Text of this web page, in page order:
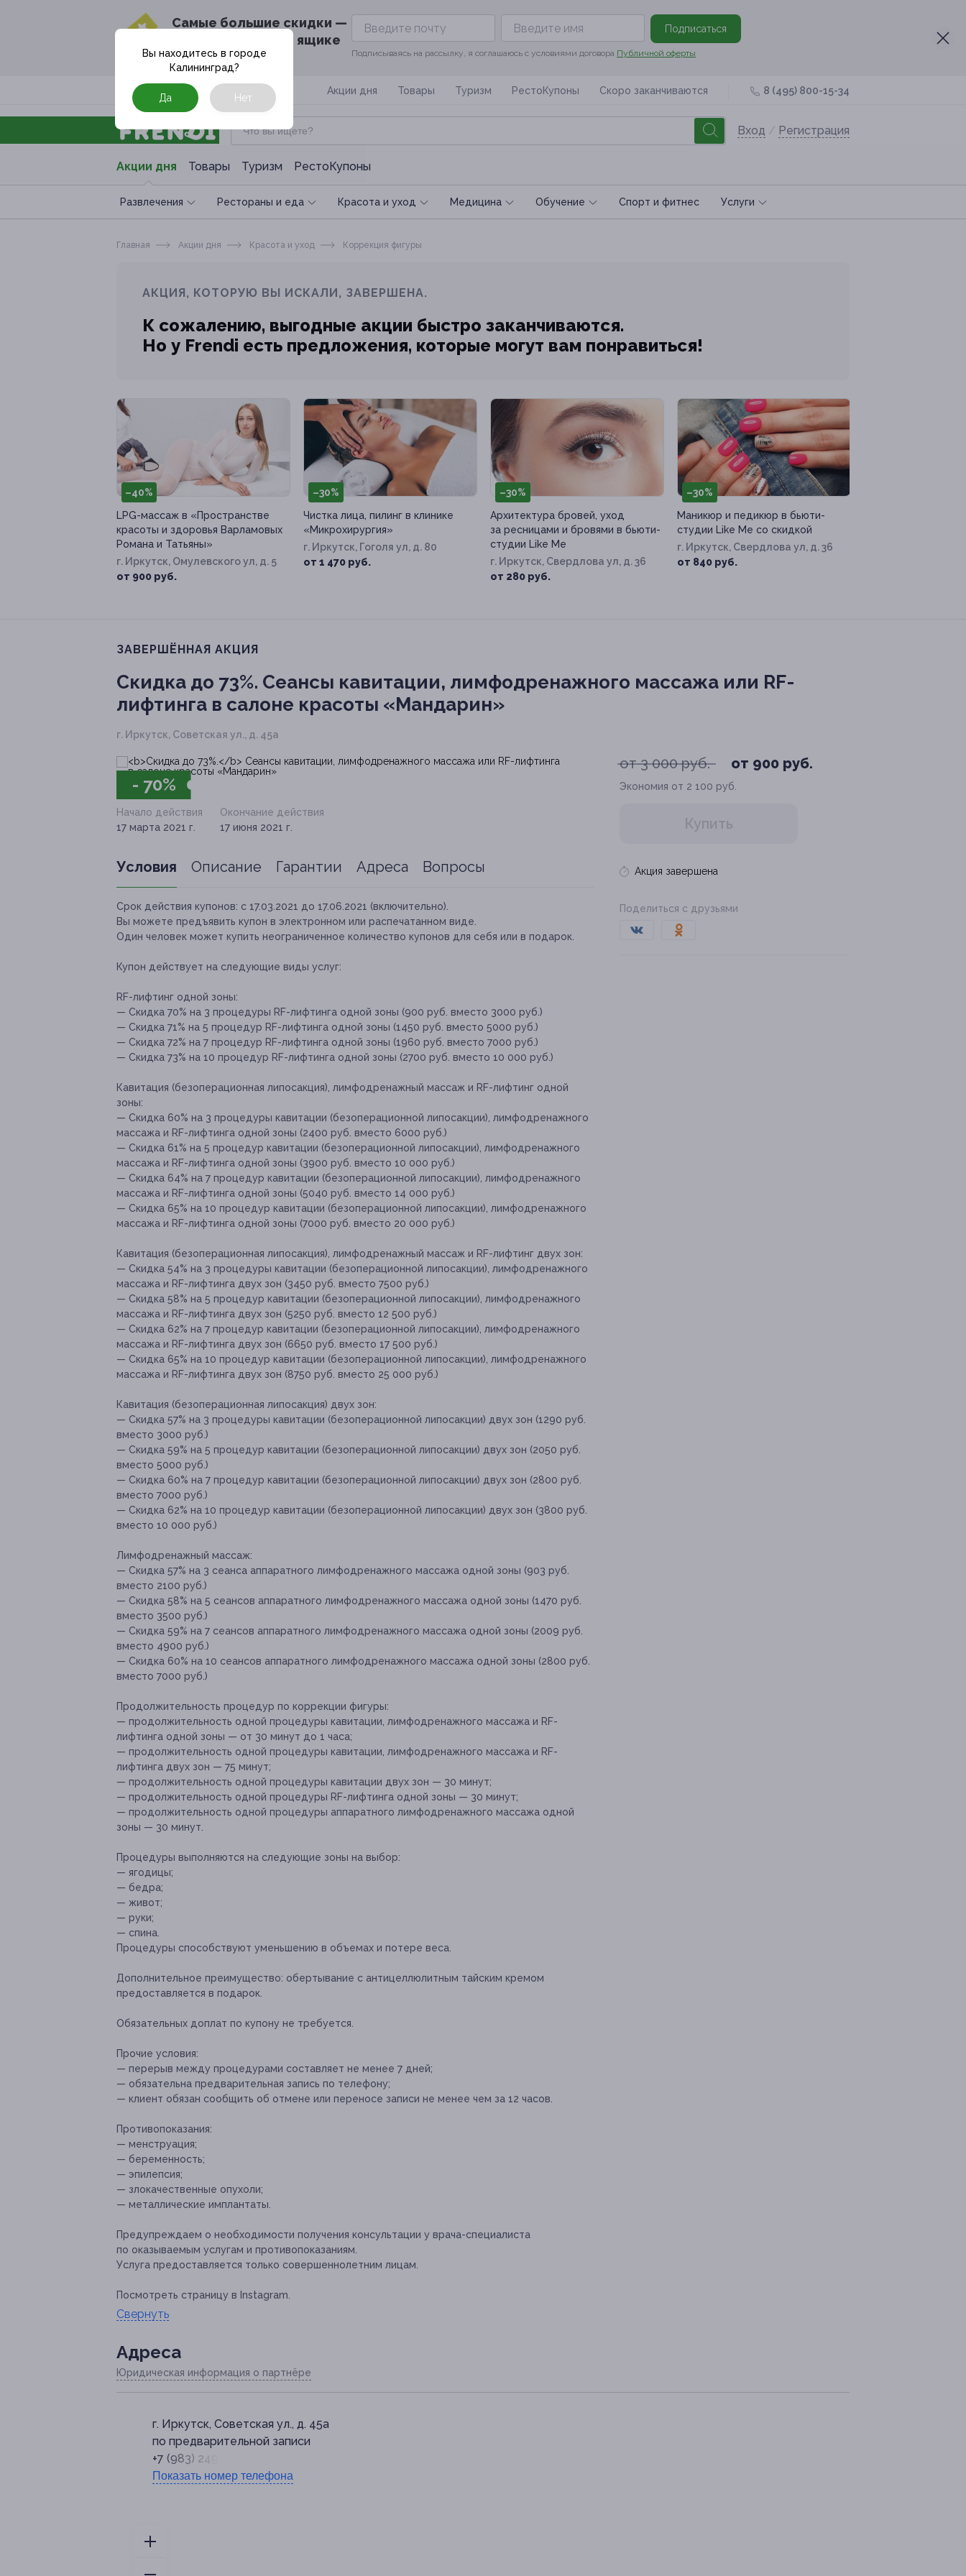
Cамые большие скидки —
в твоём почтовом ящике
Подписаться
Подписываясь на рассылку, я соглашаюсь с условиями договора Публичной оферты
Москва Акции дня Товары Туризм РестоКупоны Скоро заканчиваются 8 (495) 800-15-34
Вход / Регистрация
Акции дня Товары Туризм РестоКупоны
Развлечения Рестораны и еда Красота и уход Медицина Обучение Спoрт и фитнес Услуги
Вы находитесь в городе
Калининград?
Да Нет
Главная Акции дня Красота и уход Коррекция фигуры
АКЦИЯ, КОТОРУЮ ВЫ ИСКАЛИ, ЗАВЕРШЕНА.
К сожалению, выгодные акции быстро заканчиваются.
Но у Frendi есть предложения, которые могут вам понравиться!
–40%
LPG-массаж в «Пространстве
красоты и здоровья Варламовых
Романа и Татьяны»
г. Иркутск, Омулевского ул, д. 5
от 900 руб.
–30%
Чистка лица, пилинг в клинике
«Микрохирургия»
г. Иркутск, Гоголя ул, д. 80
от 1 470 руб.
–30%
Архитектура бровей, уход
за ресницами и бровями в бьюти-
студии Like Me
г. Иркутск, Свердлова ул, д. 36
от 280 руб.
–30%
Маникюр и педикюр в бьюти-
студии Like Me со скидкой
г. Иркутск, Свердлова ул, д. 36
от 840 руб.
ЗАВЕРШЁННАЯ АКЦИЯ
Скидка до 73%. Сеансы кавитации, лимфодренажного массажа или RF-
лифтинга в салоне красоты «Мандарин»
г. Иркутск, Советская ул., д. 45а
- 70%
от 3 000 руб. от 900 руб.
Экономия от 2 100 руб.
Купить
Акция завершена
Поделиться с друзьями
Начало действия
17 марта 2021 г.
Окончание действия
17 июня 2021 г.
Условия Описание Гарантии Адреса Вопросы
Срок действия купонов: с 17.03.2021 до 17.06.2021 (включительно).
Вы можете предъявить купон в электронном или распечатанном виде.
Один человек может купить неограниченное количество купонов для себя или в подарок.
Купон действует на следующие виды услуг:
RF-лифтинг одной зоны:
— Скидка 70% на 3 процедуры RF-лифтинга одной зоны (900 руб. вместо 3000 руб.)
— Скидка 71% на 5 процедур RF-лифтинга одной зоны (1450 руб. вместо 5000 руб.)
— Скидка 72% на 7 процедур RF-лифтинга одной зоны (1960 руб. вместо 7000 руб.)
— Скидка 73% на 10 процедур RF-лифтинга одной зоны (2700 руб. вместо 10 000 руб.)
Кавитация (безоперационная липосакция), лимфодренажный массаж и RF-лифтинг одной
зоны:
— Скидка 60% на 3 процедуры кавитации (безоперационной липосакции), лимфодренажного
массажа и RF-лифтинга одной зоны (2400 руб. вместо 6000 руб.)
— Скидка 61% на 5 процедур кавитации (безоперационной липосакции), лимфодренажного
массажа и RF-лифтинга одной зоны (3900 руб. вместо 10 000 руб.)
— Скидка 64% на 7 процедур кавитации (безоперационной липосакции), лимфодренажного
массажа и RF-лифтинга одной зоны (5040 руб. вместо 14 000 руб.)
— Скидка 65% на 10 процедур кавитации (безоперационной липосакции), лимфодренажного
массажа и RF-лифтинга одной зоны (7000 руб. вместо 20 000 руб.)
Кавитация (безоперационная липосакция), лимфодренажный массаж и RF-лифтинг двух зон:
— Скидка 54% на 3 процедуры кавитации (безоперационной липосакции), лимфодренажного
массажа и RF-лифтинга двух зон (3450 руб. вместо 7500 руб.)
— Скидка 58% на 5 процедур кавитации (безоперационной липосакции), лимфодренажного
массажа и RF-лифтинга двух зон (5250 руб. вместо 12 500 руб.)
— Скидка 62% на 7 процедур кавитации (безоперационной липосакции), лимфодренажного
массажа и RF-лифтинга двух зон (6650 руб. вместо 17 500 руб.)
— Скидка 65% на 10 процедур кавитации (безоперационной липосакции), лимфодренажного
массажа и RF-лифтинга двух зон (8750 руб. вместо 25 000 руб.)
Кавитация (безоперационная липосакция) двух зон:
— Скидка 57% на 3 процедуры кавитации (безоперационной липосакции) двух зон (1290 руб.
вместо 3000 руб.)
— Скидка 59% на 5 процедур кавитации (безоперационной липосакции) двух зон (2050 руб.
вместо 5000 руб.)
— Скидка 60% на 7 процедур кавитации (безоперационной липосакции) двух зон (2800 руб.
вместо 7000 руб.)
— Скидка 62% на 10 процедур кавитации (безоперационной липосакции) двух зон (3800 руб.
вместо 10 000 руб.)
Лимфодренажный массаж:
— Скидка 57% на 3 сеанса аппаратного лимфодренажного массажа одной зоны (903 руб.
вместо 2100 руб.)
— Скидка 58% на 5 сеансов аппаратного лимфодренажного массажа одной зоны (1470 руб.
вместо 3500 руб.)
— Скидка 59% на 7 сеансов аппаратного лимфодренажного массажа одной зоны (2009 руб.
вместо 4900 руб.)
— Скидка 60% на 10 сеансов аппаратного лимфодренажного массажа одной зоны (2800 руб.
вместо 7000 руб.)
Продолжительность процедур по коррекции фигуры:
— продолжительность одной процедуры кавитации, лимфодренажного массажа и RF-
лифтинга одной зоны — от 30 минут до 1 часа;
— продолжительность одной процедуры кавитации, лимфодренажного массажа и RF-
лифтинга двух зон — 75 минут;
— продолжительность одной процедуры кавитации двух зон — 30 минут;
— продолжительность одной процедуры RF-лифтинга одной зоны — 30 минут;
— продолжительность одной процедуры аппаратного лимфодренажного массажа одной
зоны — 30 минут.
Процедуры выполняются на следующие зоны на выбор:
— ягодицы;
— бедра;
— живот;
— руки;
— спина.
Процедуры способствуют уменьшению в объемах и потере веса.
Дополнительное преимущество: обертывание с антицеллюлитным тайским кремом
предоставляется в подарок.
Обязательных доплат по купону не требуется.
Прочие условия:
— перерыв между процедурами составляет не менее 7 дней;
— обязательна предварительная запись по телефону;
— клиент обязан сообщить об отмене или переносе записи не менее чем за 12 часов.
Противопоказания:
— менструация;
— беременность;
— эпилепсия;
— злокачественные опухоли;
— металлические имплантаты.
Предупреждаем о необходимости получения консультации у врача-специалиста
по оказываемым услугам и противопоказаниям.
Услуга предоставляется только совершеннолетним лицам.
Посмотреть страницу в Instagram.
Свернуть
Адресa
Юридическая информация о партнёре
г. Иркутск, Советская ул., д. 45а
по предварительной записи
+7 (983) 249-02-09
Показать номер телефона